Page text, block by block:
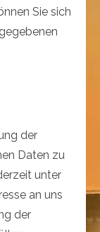
Sie sich
der
Daten zu
unter
an uns
der